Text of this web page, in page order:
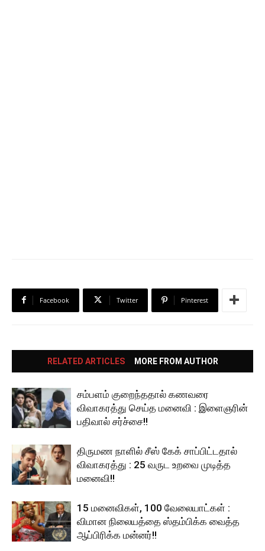
Facebook Twitter Pinterest
RELATED ARTICLES MORE FROM AUTHOR
சம்பளம் குறைந்ததால் கணவரை
விவாகரத்து செய்த மனைவி : இளைஞரின்
பதிவால் சர்ச்சை!!
திருமண நாளில் சீஸ் கேக் சாப்பிட்டதால்
விவாகரத்து : 25 வருட உறவை முடித்த
மனைவி!!
15 மனைவிகள், 100 வேலையாட்கள் :
விமான நிலையத்தை ஸ்தம்பிக்க வைத்த
ஆப்பிரிக்க மன்னர்!!